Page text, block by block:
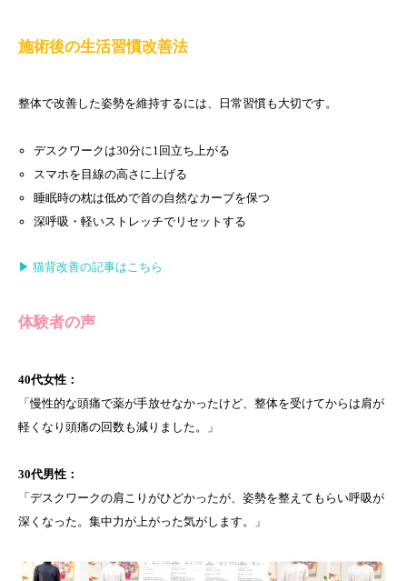
施術後の生活習慣改善法
整体で改善した姿勢を維持するには、日常習慣も大切です。
デスクワークは30分に1回立ち上がる
スマホを目線の高さに上げる
睡眠時の枕は低めで首の自然なカーブを保つ
深呼吸・軽いストレッチでリセットする
▶ 猫背改善の記事はこちら
体験者の声
40代女性：
「慢性的な頭痛で薬が手放せなかったけど、整体を受けてからは肩が
軽くなり頭痛の回数も減りました。」
30代男性：
「デスクワークの肩こりがひどかったが、姿勢を整えてもらい呼吸が
深くなった。集中力が上がった気がします。」